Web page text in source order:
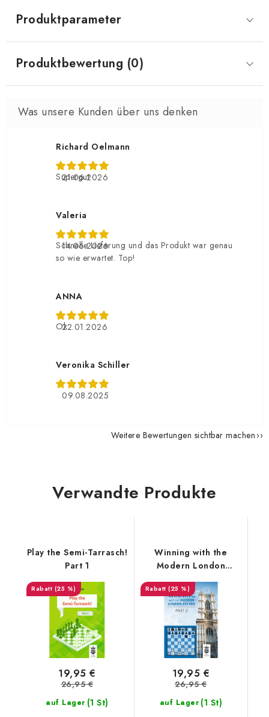
Produktparameter
Produktbewertung (0)
Richard Oelmann
21.06.2026
Supergut
Valeria
14.06.2026
Schnelle Lieferung und das Produkt war genau
so wie erwartet. Top!
ANNA
22.01.2026
Ok
Veronika Schiller
09.08.2025
Weitere Bewertungen sichtbar machen
Verwandte Produkte
Play the Semi-Tarrasch!
Part 1
(25 %)
auf Lager (1 St)
19,95 €
26,95 €
Winning with the
Modern London
System - Part 2
(25 %)
auf Lager (1 St)
19,95 €
26,95 €